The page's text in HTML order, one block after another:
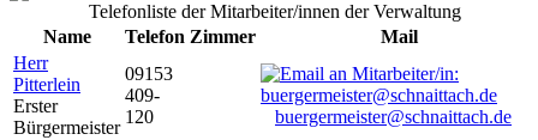
Telefonliste der Mitarbeiter/innen der Verwaltung
Name
Telefon Zimmer
Mail
Herr
Pitterlein
Erster
Bürgermeister
09153
409-
120
buergermeister@schnaittach.de